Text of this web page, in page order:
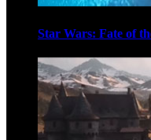
Star Wars: Fate of